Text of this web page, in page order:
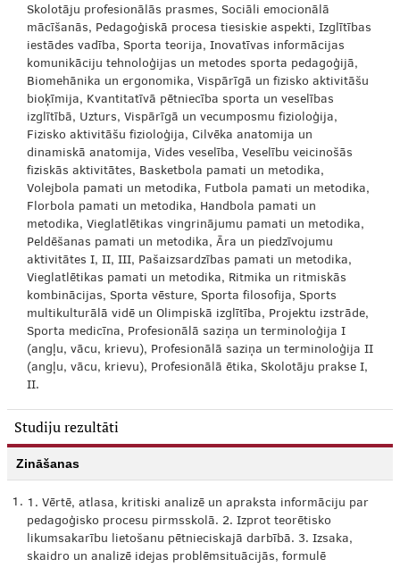
Skolotāju profesionālās prasmes, Sociāli emocionālā
mācīšanās, Pedagoģiskā procesa tiesiskie aspekti, Izglītības
iestādes vadība, Sporta teorija, Inovatīvas informācijas
komunikāciju tehnoloģijas un metodes sporta pedagoģijā,
Biomehānika un ergonomika, Vispārīgā un fizisko aktivitāšu
bioķīmija, Kvantitatīvā pētniecība sporta un veselības
izglītībā, Uzturs, Vispārīgā un vecumposmu fizioloģija,
Fizisko aktivitāšu fizioloģija, Cilvēka anatomija un
dinamiskā anatomija, Vides veselība, Veselību veicinošās
fiziskās aktivitātes, Basketbola pamati un metodika,
Volejbola pamati un metodika, Futbola pamati un metodika,
Florbola pamati un metodika, Handbola pamati un
metodika, Vieglatlētikas vingrinājumu pamati un metodika,
Peldēšanas pamati un metodika, Āra un piedzīvojumu
aktivitātes I, II, III, Pašaizsardzības pamati un metodika,
Vieglatlētikas pamati un metodika, Ritmika un ritmiskās
kombinācijas, Sporta vēsture, Sporta filosofija, Sports
multikulturālā vidē un Olimpiskā izglītība, Projektu izstrāde,
Sporta medicīna, Profesionālā saziņa un terminoloģija I
(angļu, vācu, krievu), Profesionālā saziņa un terminoloģija II
(angļu, vācu, krievu), Profesionālā ētika, Skolotāju prakse I,
II.
Studiju rezultāti
Zināšanas
1. 1. Vērtē, atlasa, kritiski analizē un apraksta informāciju par
pedagoģisko procesu pirmsskolā. 2. Izprot teorētisko
likumsakarību lietošanu pētnieciskajā darbībā. 3. Izsaka,
skaidro un analizē idejas problēmsituācijās, formulē